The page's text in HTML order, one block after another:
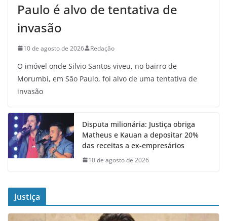
Paulo é alvo de tentativa de
invasão
10 de agosto de 2026 Redação
O imóvel onde Silvio Santos viveu, no bairro de
Morumbi, em São Paulo, foi alvo de uma tentativa de
invasão
Disputa milionária: Justiça obriga
Matheus e Kauan a depositar 20%
das receitas a ex-empresários
10 de agosto de 2026
Justiça